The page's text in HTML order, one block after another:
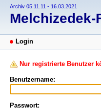
Archiv 05.11.11 - 16.03.2021
Melchizedek-
Login
Nur registrierte Benutzer
Benutzername:
Passwort: